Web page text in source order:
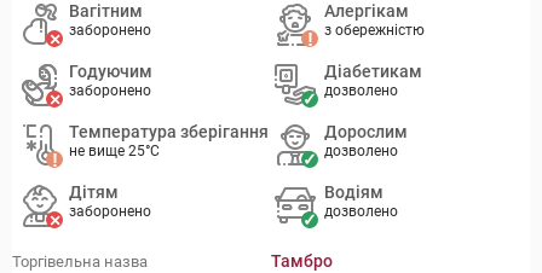
Вагітним
заборонено
Алергікам
з обережністю
Годуючим
заборонено
Діабетикам
дозволено
Температура зберігання
не вище 25°C
Дорослим
дозволено
Дітям
заборонено
Водіям
дозволено
Торгівельна назва Тамбро